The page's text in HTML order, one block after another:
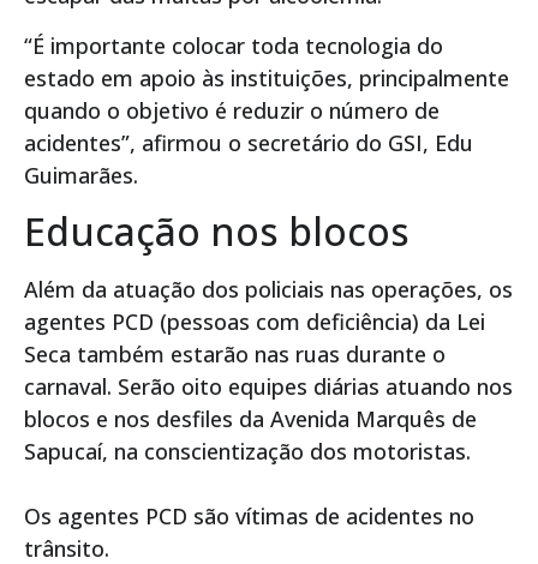
“É importante colocar toda tecnologia do
estado em apoio às instituições, principalmente
quando o objetivo é reduzir o número de
acidentes”, afirmou o secretário do GSI, Edu
Guimarães.
Educação nos blocos
Além da atuação dos policiais nas operações, os
agentes PCD (pessoas com deficiência) da Lei
Seca também estarão nas ruas durante o
carnaval. Serão oito equipes diárias atuando nos
blocos e nos desfiles da Avenida Marquês de
Sapucaí, na conscientização dos motoristas.
Os agentes PCD são vítimas de acidentes no
trânsito.